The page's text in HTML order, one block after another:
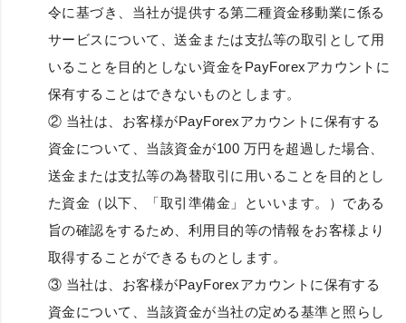
令に基づき、当社が提供する第二種資金移動業に係る
サービスについて、送金または支払等の取引として用
いることを目的としない資金をPayForexアカウントに
保有することはできないものとします。
② 当社は、お客様がPayForexアカウントに保有する
資金について、当該資金が100 万円を超過した場合、
送金または支払等の為替取引に用いることを目的とし
た資金（以下、「取引準備金」といいます。）である
旨の確認をするため、利用目的等の情報をお客様より
取得することができるものとします。
③ 当社は、お客様がPayForexアカウントに保有する
資金について、当該資金が当社の定める基準と照らし